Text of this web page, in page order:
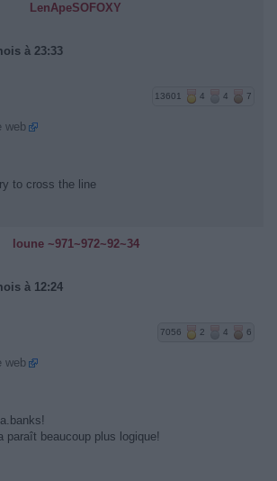
LenApeSOFOXY
à 23:33
13601 4 4 7
web
to cross the line
loune ~971~972~92~34
à 12:24
7056 2 4 6
web
paraît beaucoup plus logique!